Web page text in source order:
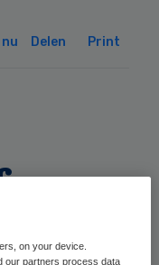
nu Delen Print
on your device.
our partners process data